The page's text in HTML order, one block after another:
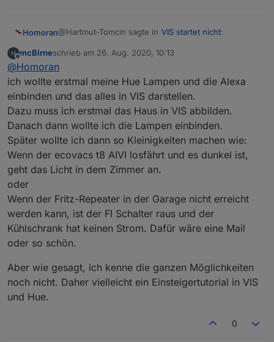
Homoran@Hartmut-Tomcin sagte in VIS startet nicht:
wofür?
Ein Tutorial für gefühlt eine Million Möglichkeiten
kannes gar nicht geben
Offline
mcBirneschrieb am 26. Aug. 2020, 10:13
zuletzt editiert von
@Homoran
ich wollte erstmal meine Hue Lampen und die Alexa
einbinden und das alles in VIS darstellen.
Dazu muss ich erstmal das Haus in VIS abbilden.
Danach dann wollte ich die Lampen einbinden.
Später wollte ich dann so Kleinigkeiten machen wie:
Wenn der ecovacs t8 AIVI losfährt und es dunkel ist,
geht das Licht in dem Zimmer an.
oder
Wenn der Fritz-Repeater in der Garage nicht erreicht
werden kann, ist der FI Schalter raus und der
Kühlschrank hat keinen Strom. Dafür wäre eine Mail
oder so schön.
Aber wie gesagt, ich kenne die ganzen Möglichkeiten
noch nicht. Daher vielleicht ein Einsteigertutorial in VIS
und Hue.
0